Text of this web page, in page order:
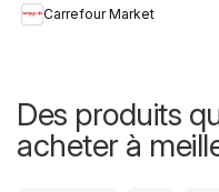
Carrefour Market
Des produits
acheter à